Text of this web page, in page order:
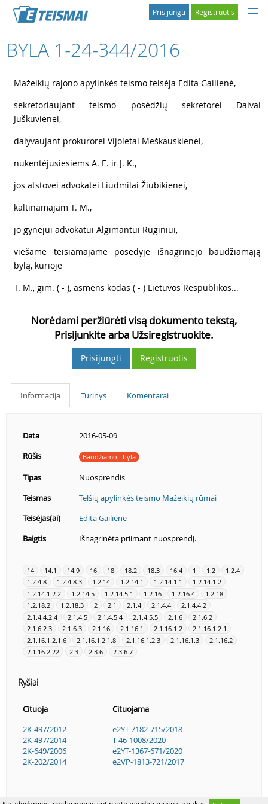
Registruotis
Prisijungti
BYLA 1-24-344/2016
Mažeikių rajono apylinkės teismo teisėja Edita Gailienė,
sekretoriaujant teismo posėdžių sekretorei Daivai
Juškuvienei,
dalyvaujant prokurorei Vijoletai Meškauskienei,
nukentėjusiesiems A. E. ir J. K.,
jos atstovei advokatei Liudmilai Žiubikienei,
kaltinamajam T. M.,
jo gynėjui advokatui Algimantui Ruginiui,
viešame teisiamajame posėdyje išnagrinėjo baudžiamąją
bylą, kurioje
T. M., gim. ( - ), asmens kodas ( - ) Lietuvos Respublikos...
Norėdami peržiūrėti visą dokumento tekstą,
Prisijunkite arba Užsiregistruokite.
Prisijungti Registruotis
Informacija Turinys Komentarai
Data
2016-05-09
Rūšis
Baudžiamoji byla
Tipas
Nuosprendis
Teismas
Telšių apylinkės teismo Mažeikių rūmai
Teisėjas(ai)
Edita Gailienė
Baigtis
Išnagrinėta priimant nuosprendį.
14 14.1 14.9 16 18 18.2 18.3 16.4 1 1.2
1.2.4
1.2.4.8
1.2.4.8.3 1.2.14 1.2.14.1 1.2.14.1.1
1.2.14.1.2
1.2.14.1.2.2
1.2.14.5 1.2.14.5.1 1.2.16 1.2.16.4
1.2.18
1.2.18.2
1.2.18.3 2 2.1 2.1.4 2.1.4.4
2.1.4.4.2
2.1.4.4.2.4
2.1.4.5 2.1.4.5.4 2.1.4.5.5 2.1.6
2.1.6.2
2.1.6.2.3
2.1.6.3 2.1.16 2.1.16.1 2.1.16.1.2
2.1.16.1.2.1
2.1.16.1.2.1.6
2.1.16.1.2.1.8 2.1.16.1.2.3 2.1.16.1.3
2.1.16.2
2.1.16.2.22
2.3 2.3.6 2.3.6.7
Ryšiai
Cituoja
Cituojama
2K-497/2012
2K-497/2014
2K-649/2006
2K-202/2014
e2YT-7182-715/2018
T-46-1008/2020
e2YT-1367-671/2020
e2VP-1813-721/2017